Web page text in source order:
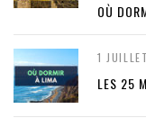
OÙ
1
LES 25